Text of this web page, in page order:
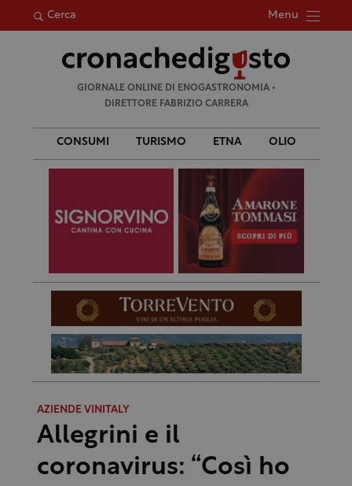
Cerca Menu
per:
GIORNALE ONLINE DI ENOGASTRONOMIA •
DIRETTORE FABRIZIO CARRERA
CONSUMI TURISMO ETNA OLIO
AZIENDE VINITALY
Allegrini e il
coronavirus: “Così ho